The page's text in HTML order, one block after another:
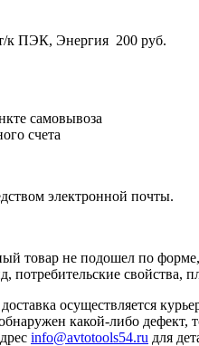
т/к ПЭК, Энергия 200 руб.
самовывоза
счета
электронной почты.
товар не подошел по
потребительские свойства,
осуществляется
какой-либо дефект,
info@avtotools54.ru для